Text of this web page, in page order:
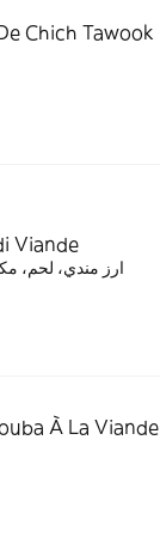
Chich Tawook
Viande
ارز مندي، لحم،
À La Viande